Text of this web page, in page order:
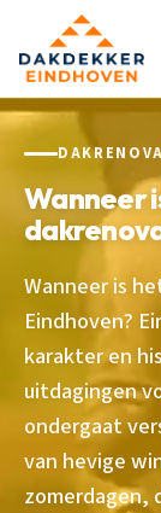
Wanneer
Wanneer is
Eindhoven?
karakter en
uitdagingen
ondergaat
van hevige
zomerdagen,